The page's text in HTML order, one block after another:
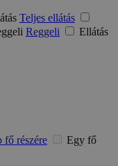
Teljes ellátás
Reggeli
Ellátás
fő részére
Egy fő